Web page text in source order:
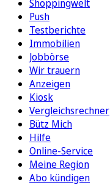
Shoppingwelt
Push
Testberichte
Immobilien
Jobbörse
Wir trauern
Anzeigen
Kiosk
Vergleichsrechner
Bütz Mich
Hilfe
Online-Service
Meine Region
Abo kündigen